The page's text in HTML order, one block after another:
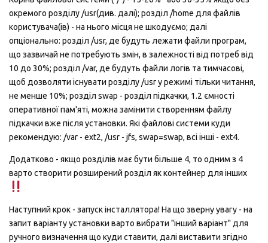
окремого розділу /usr(див. далі); розділ /home для файлів
користувача(ів) - на нього місця не шкодуємо; далі
опціонально: розділ /usr, де будуть лежати файли програм,
що зазвичай не потребують змін, в залежності від потреб від
10 до 30%; розділ /var, де будуть файли логів та тимчасові,
щоб дозволяти існувати розділу /usr у режимі тільки читання,
не менше 10%; розділ swap - розділ підкачки, 1.2 ємності
оперативної пам'яті, можна замінити створенням файлу
підкачки вже після установки. Які файлові системи куди
рекомендую: /var - ext2, /usr - jfs, swap=swap, всі інші - ext4.
Додатково - якщо розділів має бути більше 4, то одним з 4
варто створити розширений розділ як контейнер для інших
Наступний крок - запуск інсталлятора! На що зверну увагу - на
запит варіанту установки варто вибрати "інший варіант" для
ручного визначення що куди ставити, далі виставити згідно